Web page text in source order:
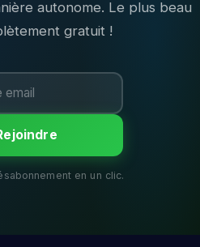
autonome. Le plus beau
gratuit !